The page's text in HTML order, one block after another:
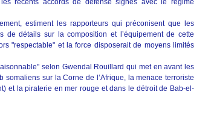
récents accords de défense signés avec le régime
estiment les rapporteurs qui préconisent que les
de détails sur la composition et l’équipement de cette
"respectable" et la force disposerait de moyens limités
selon Gwendal Rouillard qui met en avant les
somaliens sur la Corne de l’Afrique, la menace terroriste
et la piraterie en mer rouge et dans le détroit de Bab-el-